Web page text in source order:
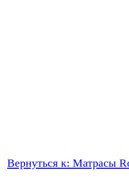
Вернуться к: Матрасы